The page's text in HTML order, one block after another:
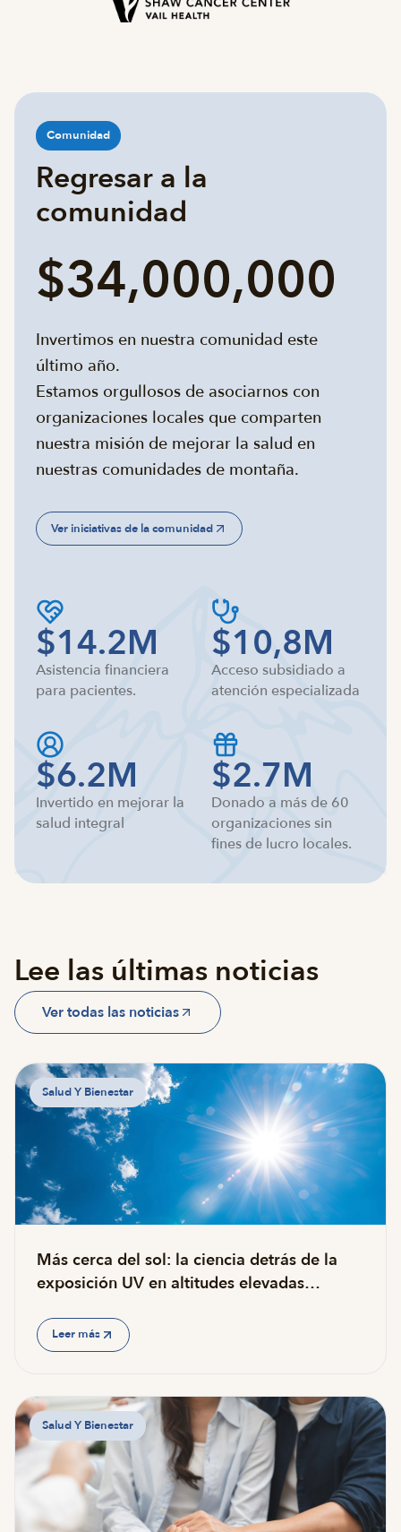
Comunidad
Regresar a la
comunidad
$34,000,000
Invertimos en nuestra comunidad este
último año.
Estamos orgullosos de asociarnos con
organizaciones locales que comparten
nuestra misión de mejorar la salud en
nuestras comunidades de montaña.
Ver iniciativas de la comunidad
$14.2M
Asistencia financiera
para pacientes.
$10,8M
Acceso subsidiado a
atención especializada
$6.2M
Invertido en mejorar la
salud integral
$2.7M
Donado a más de 60
organizaciones sin
fines de lucro locales.
Lee las últimas noticias
Ver todas las noticias
Salud Y Bienestar
Más cerca del sol: la ciencia detrás de la
exposición UV en altitudes elevadas…
Leer más
Salud Y Bienestar